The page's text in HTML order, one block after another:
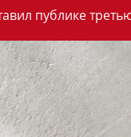
публике